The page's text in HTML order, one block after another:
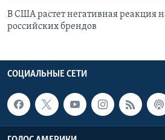
В США растет негативная реакция
российских брендов
СОЦИАЛЬНЫЕ СЕТИ